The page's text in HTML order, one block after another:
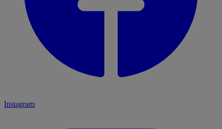
Instagram